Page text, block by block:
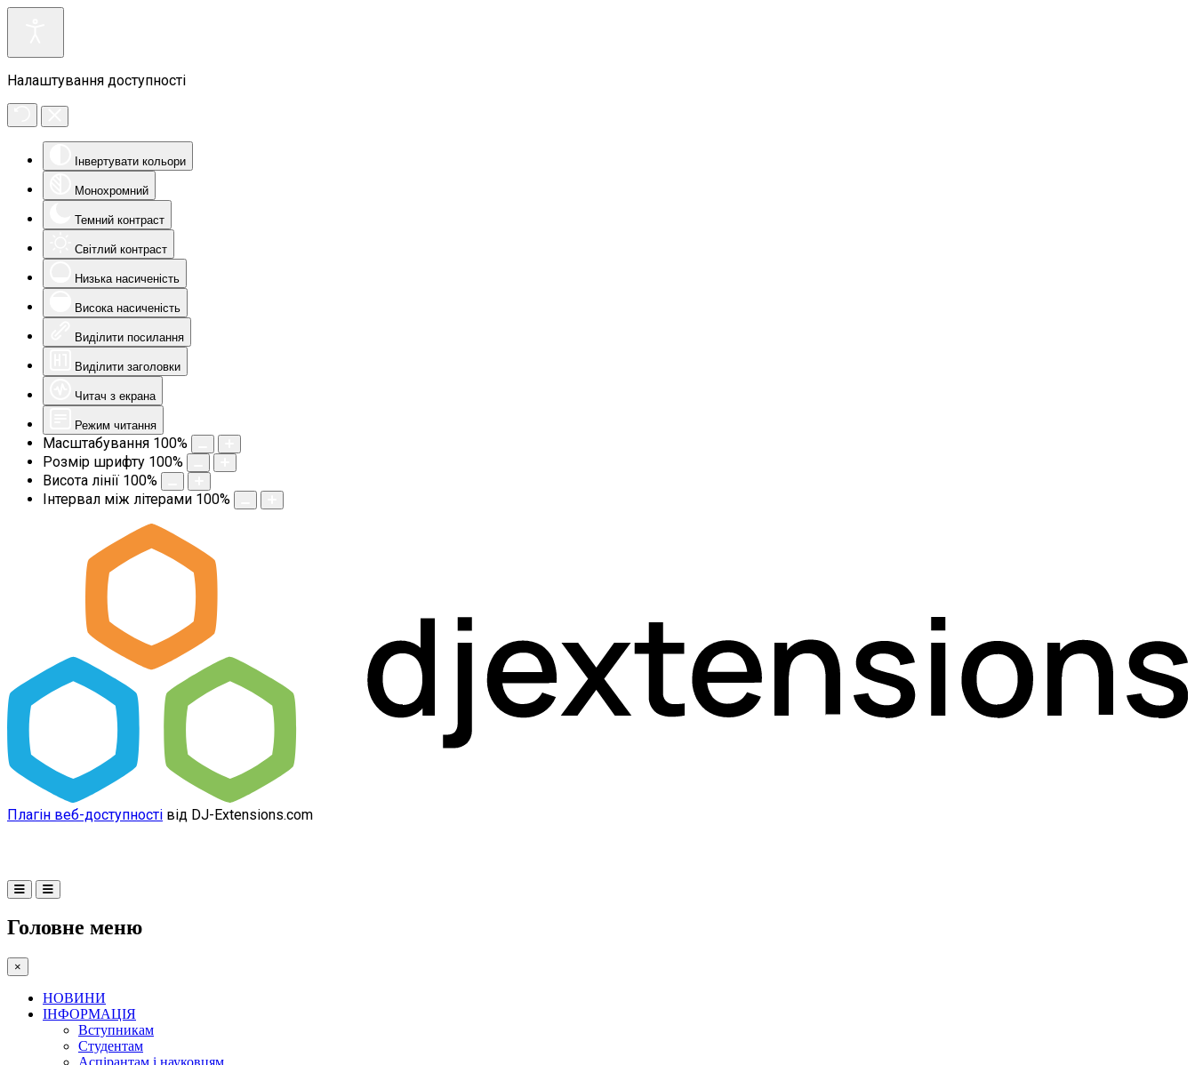
Налаштування доступності
Інвертувати кольори
Монохромний
Темний контраст
Світлий контраст
Низька насиченість
Висока насиченість
Виділити посилання
Виділити заголовки
Читач з екрана
Режим читання
Масштабування 100%
Розмір шрифту 100%
Висота лінії 100%
Інтервал між літерами 100%
Плагін веб-доступності від DJ-Extensions.com
Головне меню
×
НОВИНИ
ІНФОРМАЦІЯ
Вступникам
Студентам